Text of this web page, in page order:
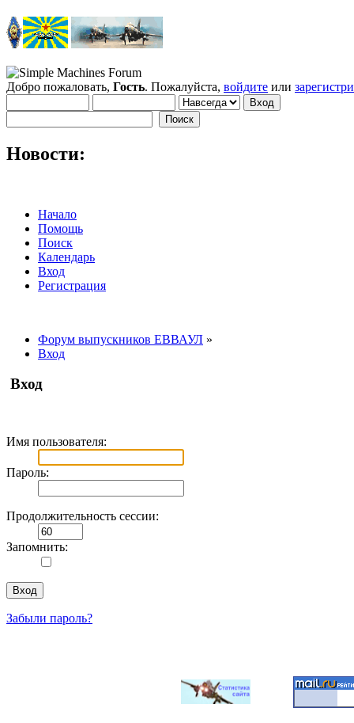
Добро пожаловать, Гость. Пожалуйста, войдите или
Новости:
Начало
Помощь
Поиск
Календарь
Вход
Регистрация
Форум выпускников ЕВВАУЛ »
Вход
Вход
Имя пользователя:
Пароль:
Продолжительность сессии:
Запомнить:
Забыли пароль?